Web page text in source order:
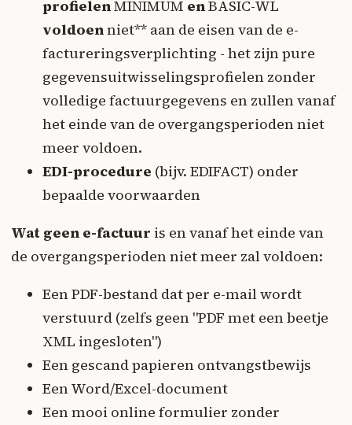
profielenMINIMUM enBASIC-WL
voldoenniet** aan de eisen van de e-
factureringsverplichting - het zijn pure
gegevensuitwisselingsprofielen zonder
volledige factuurgegevens en zullen vanaf
het einde van de overgangsperioden niet
meer voldoen.
EDI-procedure (bijv. EDIFACT) onder
bepaalde voorwaarden
Wat geen e-factuur is en vanaf het einde van
de overgangsperioden niet meer zal voldoen:
Een PDF-bestand dat per e-mail wordt
verstuurd (zelfs geen "PDF met een beetje
XML ingesloten")
Een gescand papieren ontvangstbewijs
Een Word/Excel-document
Een mooi online formulier zonder